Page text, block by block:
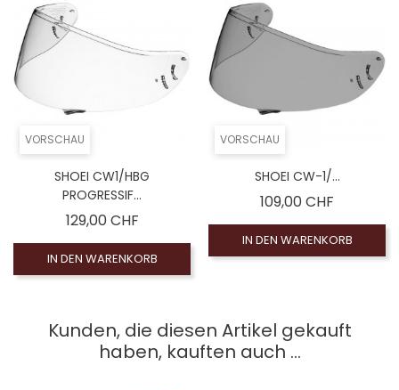
Coloré (non homologué), Écran fumé Claire
Coloré (non homologué), Blauer
Ecran Photochromique (non
VORSCHAU
SHOEI CW1/HBG
PROGRESSIF...
129,00 CHFPreis
IN DEN WARENKORB
VORSCHAU
SHOEI CW-1/...
109,00 CHF
IN DEN WARENKORB
Kunden, die diesen Artikel gekauft
haben, kauften auch ...